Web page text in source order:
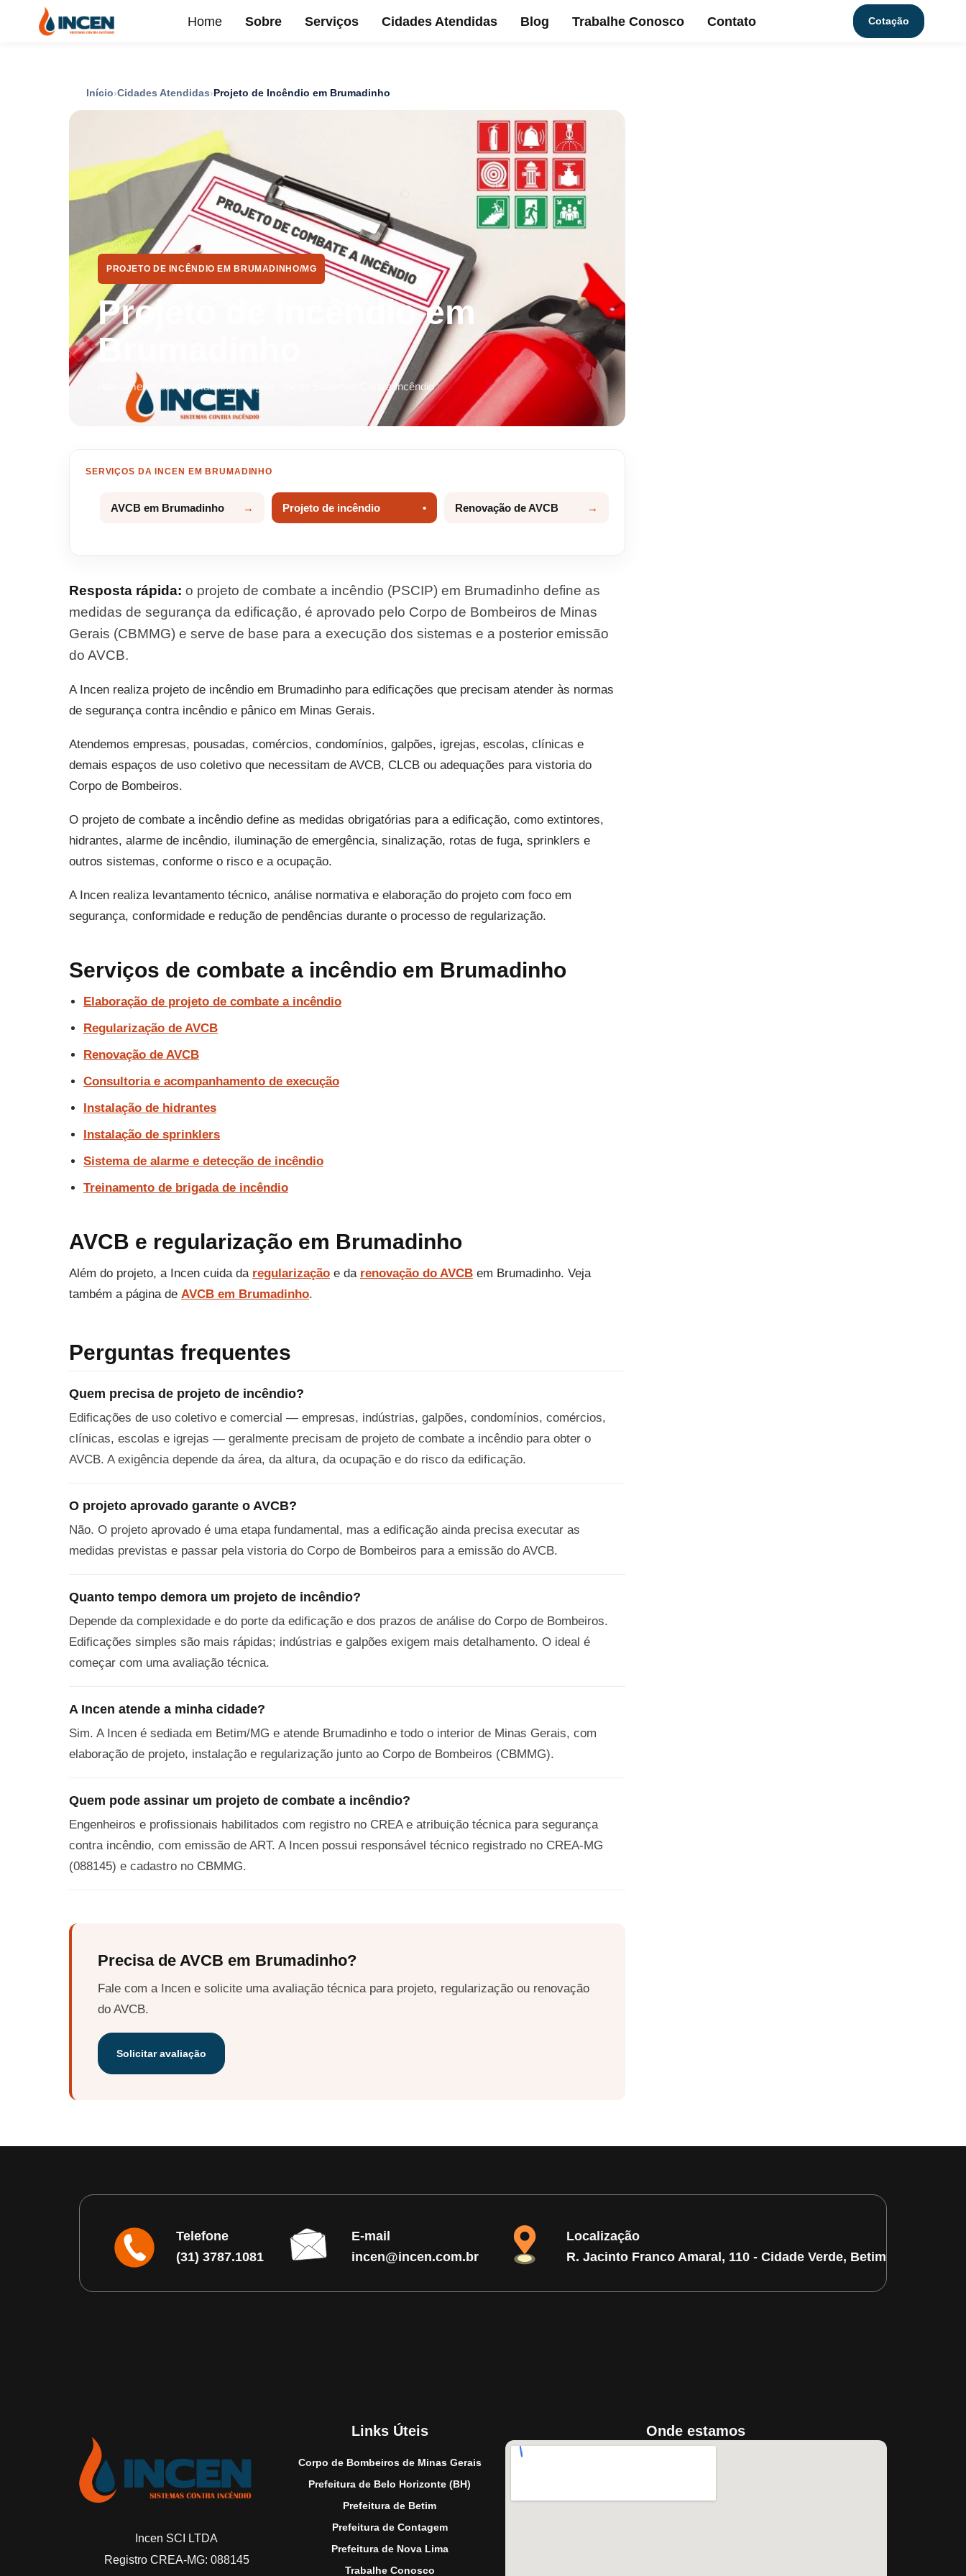
Home Sobre Serviços Cidades Atendidas Blog Trabalhe Conosco Contato Cotação
Início Cidades Atendidas Projeto de Incêndio em Brumadinho
PROJETO DE INCÊNDIO EM BRUMADINHO/MG
Projeto de Incêndio em
Brumadinho
Atendimento em Brumadinho e região · Incen Sistemas Contra Incêndio
SERVIÇOS DA INCEN EM BRUMADINHO
AVCB em Brumadinho Projeto de incêndio Renovação de AVCB
Resposta rápida: o projeto de combate a incêndio (PSCIP) em Brumadinho define as
medidas de segurança da edificação, é aprovado pelo Corpo de Bombeiros de Minas
Gerais (CBMMG) e serve de base para a execução dos sistemas e a posterior emissão
do AVCB.
A Incen realiza projeto de incêndio em Brumadinho para edificações que precisam atender às normas
de segurança contra incêndio e pânico em Minas Gerais.
Atendemos empresas, pousadas, comércios, condomínios, galpões, igrejas, escolas, clínicas e
demais espaços de uso coletivo que necessitam de AVCB, CLCB ou adequações para vistoria do
Corpo de Bombeiros.
O projeto de combate a incêndio define as medidas obrigatórias para a edificação, como extintores,
hidrantes, alarme de incêndio, iluminação de emergência, sinalização, rotas de fuga, sprinklers e
outros sistemas, conforme o risco e a ocupação.
A Incen realiza levantamento técnico, análise normativa e elaboração do projeto com foco em
segurança, conformidade e redução de pendências durante o processo de regularização.
Serviços de combate a incêndio em Brumadinho
Elaboração de projeto de combate a incêndio
Regularização de AVCB
Renovação de AVCB
Consultoria e acompanhamento de execução
Instalação de hidrantes
Instalação de sprinklers
Sistema de alarme e detecção de incêndio
Treinamento de brigada de incêndio
AVCB e regularização em Brumadinho
Além do projeto, a Incen cuida da regularização e da renovação do AVCB em Brumadinho. Veja
também a página de AVCB em Brumadinho.
Perguntas frequentes
Quem precisa de projeto de incêndio?
Edificações de uso coletivo e comercial — empresas, indústrias, galpões, condomínios, comércios,
clínicas, escolas e igrejas — geralmente precisam de projeto de combate a incêndio para obter o
AVCB. A exigência depende da área, da altura, da ocupação e do risco da edificação.
O projeto aprovado garante o AVCB?
Não. O projeto aprovado é uma etapa fundamental, mas a edificação ainda precisa executar as
medidas previstas e passar pela vistoria do Corpo de Bombeiros para a emissão do AVCB.
Quanto tempo demora um projeto de incêndio?
Depende da complexidade e do porte da edificação e dos prazos de análise do Corpo de Bombeiros.
Edificações simples são mais rápidas; indústrias e galpões exigem mais detalhamento. O ideal é
começar com uma avaliação técnica.
A Incen atende a minha cidade?
Sim. A Incen é sediada em Betim/MG e atende Brumadinho e todo o interior de Minas Gerais, com
elaboração de projeto, instalação e regularização junto ao Corpo de Bombeiros (CBMMG).
Quem pode assinar um projeto de combate a incêndio?
Engenheiros e profissionais habilitados com registro no CREA e atribuição técnica para segurança
contra incêndio, com emissão de ART. A Incen possui responsável técnico registrado no CREA-MG
(088145) e cadastro no CBMMG.
Precisa de AVCB em Brumadinho?
Fale com a Incen e solicite uma avaliação técnica para projeto, regularização ou renovação
do AVCB.
Solicitar avaliação
Telefone
(31) 3787.1081
E-mail
incen@incen.com.br
Localização
R. Jacinto Franco Amaral, 110 - Cidade Verde, Betim/MG
Incen SCI LTDA
Registro CREA-MG: 088145
Links Úteis
Corpo de Bombeiros de Minas Gerais
Prefeitura de Belo Horizonte (BH)
Prefeitura de Betim
Prefeitura de Contagem
Prefeitura de Nova Lima
Trabalhe Conosco
Onde estamos